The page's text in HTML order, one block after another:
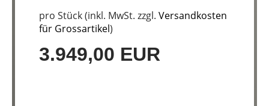
pro Stück (inkl. MwSt. zzgl. Versandkosten
für Grossartikel)
3.949,00 EUR